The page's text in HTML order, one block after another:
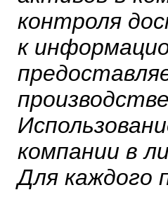
контроля
к
компании в
Для каждого